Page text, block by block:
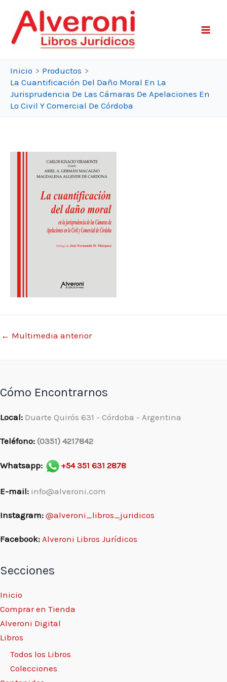
contenido
Inicio
Productos
La Cuantificación Del Daño Moral En La
Jurisprudencia De Las Cámaras De Apelaciones En
Lo Civil Y Comercial De Córdoba
← Multimedia anterior
Cómo Encontrarnos
Local: Duarte Quirós 631 - Córdoba - Argentina
Teléfono: (0351) 4217842
Whatsapp: +54 351 631 2878
E-mail: info@alveroni.com
Instagram: @alveroni_libros_juridicos
Facebook: Alveroni Libros Jurídicos
Secciones
Inicio
Comprar en Tienda
Alveroni Digital
Libros
Todos los Libros
Colecciones